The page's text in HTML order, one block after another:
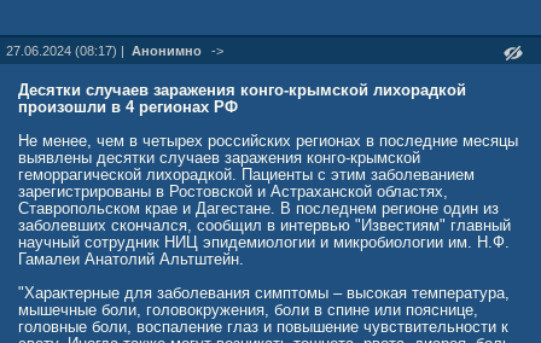
27.06.2024 (08:17) | Анонимно ->
Десятки случаев заражения конго-крымской лихорадкой
произошли в 4 регионах РФ
Не менее, чем в четырех российских регионах в последние месяцы
выявлены десятки случаев заражения конго-крымской
геморрагической лихорадкой. Пациенты с этим заболеванием
зарегистрированы в Ростовской и Астраханской областях,
Ставропольском крае и Дагестане. В последнем регионе один из
заболевших скончался, сообщил в интервью "Известиям" главный
научный сотрудник НИЦ эпидемиологии и микробиологии им. Н.Ф.
Гамалеи Анатолий Альтштейн.
"Характерные для заболевания симптомы – высокая температура,
мышечные боли, головокружения, боли в спине или пояснице,
головные боли, воспаление глаз и повышение чувствительности к